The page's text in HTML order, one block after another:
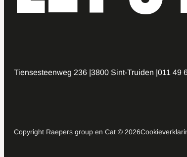
Tiensesteenweg 236 3800 Sint-Truiden 011 49
Copyright Raepers group en Cat © 2026